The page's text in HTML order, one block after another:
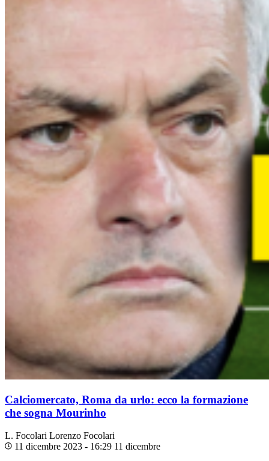
Calciomercato, Roma da urlo: ecco la formazione
che sogna Mourinho
L. Focolari Lorenzo Focolari
11 dicembre 2023 - 16:29 11 dicembre